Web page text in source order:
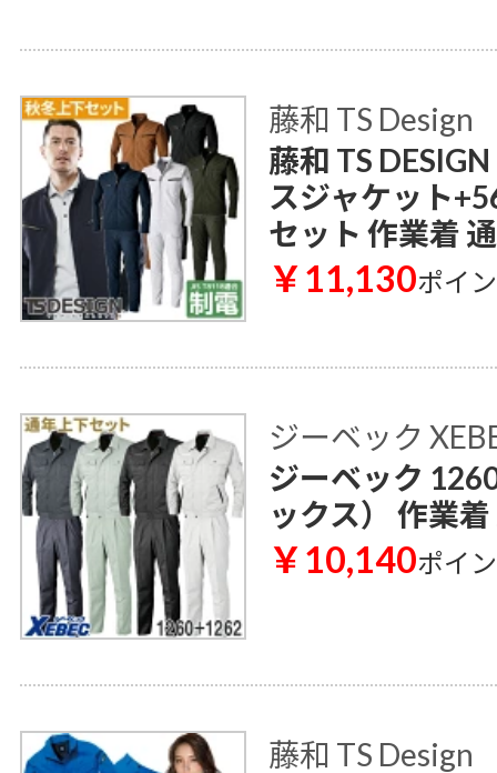
藤和 TS Design
藤和 TS
スジャケット
セット 作業着
￥11,130ポイ
ジーベック
ジーベック
ックス） 作業
￥10,140ポイ
藤和 TS Design